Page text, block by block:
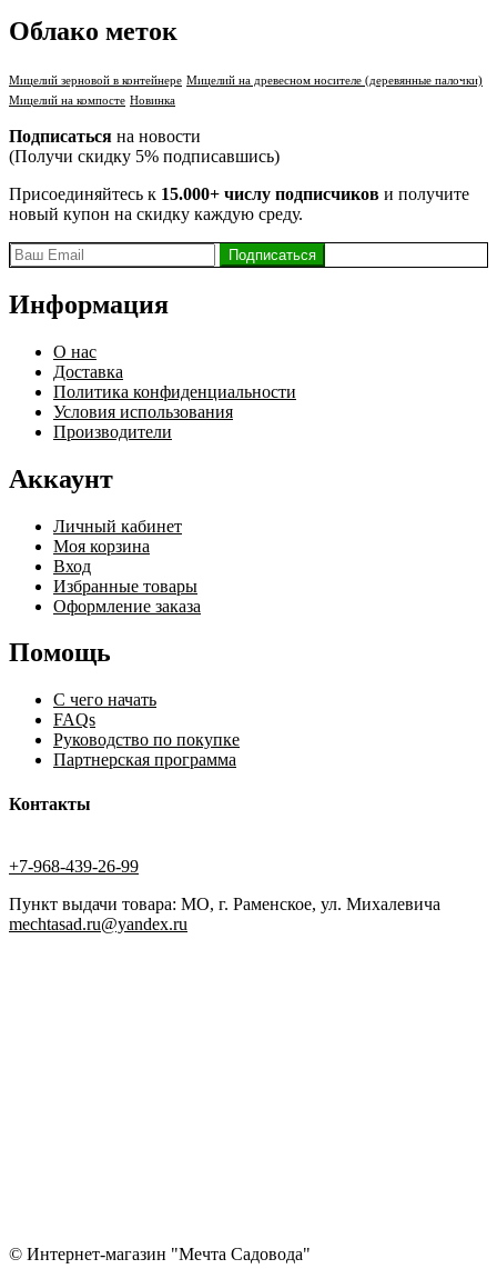
Облако меток
Мицелий зерновой в контейнере Мицелий на древесном носителе (деревянные палочки)
Мицелий на компосте Новинка
Подписаться на новости
(Получи скидку 5% подписавшись)
Присоединяйтесь к 15.000+ числу подписчиков и получите
новый купон на скидку каждую среду.
Информация
О нас
Доставка
Политика конфиденциальности
Условия использования
Производители
Аккаунт
Личный кабинет
Моя корзина
Вход
Избранные товары
Оформление заказа
Помощь
С чего начать
FAQs
Руководство по покупке
Партнерская программа
Контакты
+7-968-439-26-99
Пункт выдачи товара: МО, г. Раменское, ул. Михалевича
mechtasad.ru@yandex.ru
© Интернет-магазин "Мечта Садовода"